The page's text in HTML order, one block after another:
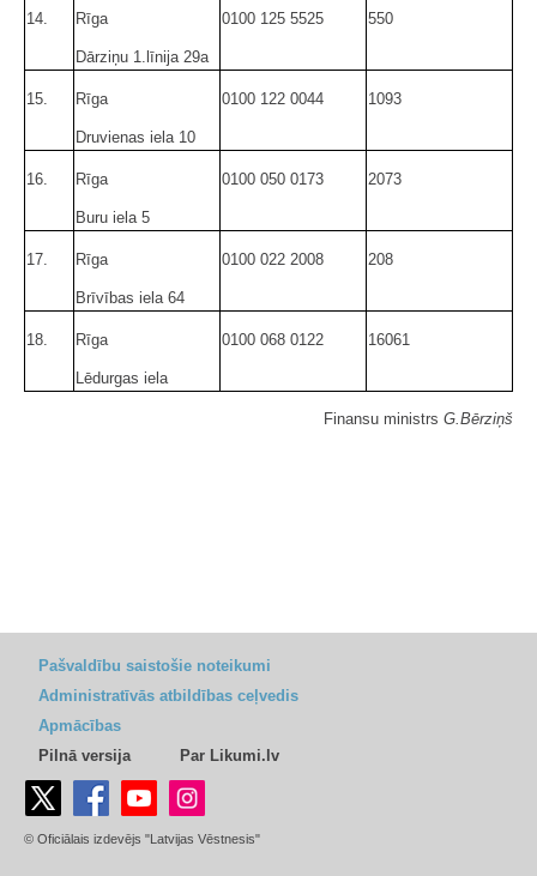
14. Rīga
Dārziņu 1.līnija 29a
0100 125 5525 550
15. Rīga
Druvienas iela 10
0100 122 0044 1093
16. Rīga
Buru iela 5
0100 050 0173 2073
17. Rīga
Brīvības iela 64
0100 022 2008 208
18. Rīga
Lēdurgas iela
0100 068 0122 16061
Finansu ministrs G.Bērziņš
Pašvaldību saistošie noteikumi
Administratīvās atbildības ceļvedis
Apmācības
Pilnā versija
Par Likumi.lv
© Oficiālais izdevējs "Latvijas Vēstnesis"